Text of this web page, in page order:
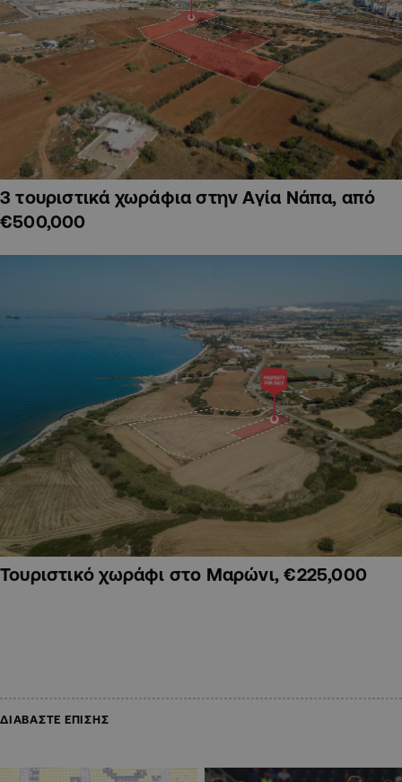
3 τουριστικά χωράφια στην Αγία Νάπα, από
€500,000
Τουριστικό χωράφι στο Μαρώνι, €225,000
ΔΙΑΒΑΣΤΕ ΕΠΙΣΗΣ